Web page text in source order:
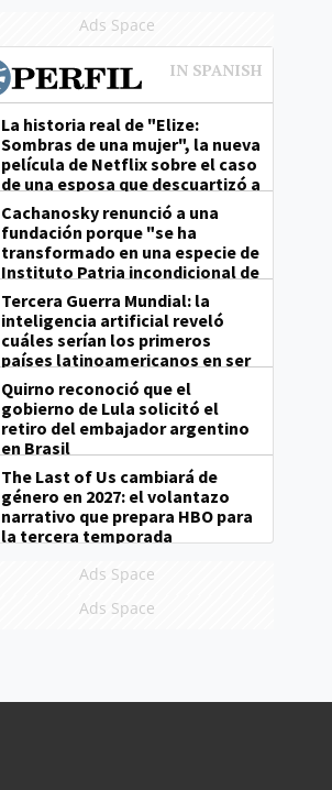
Ads Space
La historia real de "Elize:
Sombras de una mujer", la nueva
película de Netflix sobre el caso
de una esposa que descuartizó a
su marido
Cachanosky renunció a una
fundación porque "se ha
transformado en una especie de
Instituto Patria incondicional de
la gestión de Milei"
Tercera Guerra Mundial: la
inteligencia artificial reveló
cuáles serían los primeros
países latinoamericanos en ser
derrotados
Quirno reconoció que el
gobierno de Lula solicitó el
retiro del embajador argentino
en Brasil
The Last of Us cambiará de
género en 2027: el volantazo
narrativo que prepara HBO para
la tercera temporada
Ads Space
Ads Space